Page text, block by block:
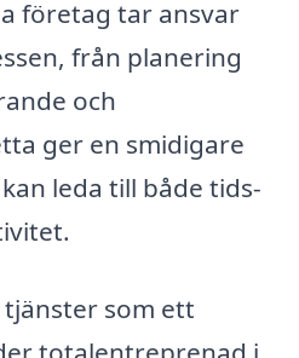
företag tar ansvar
från planering
och
ger en smidigare
leda till både tids-
som ett